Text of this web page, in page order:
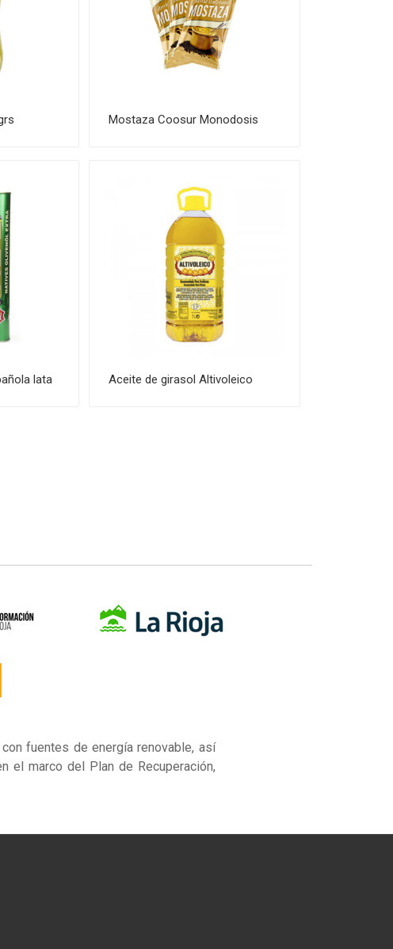
Mostaza Coosur Monodosis
lata Aceite de girasol Altivoleico
fuentes de energía renovable, así
el marco del Plan de Recuperación,